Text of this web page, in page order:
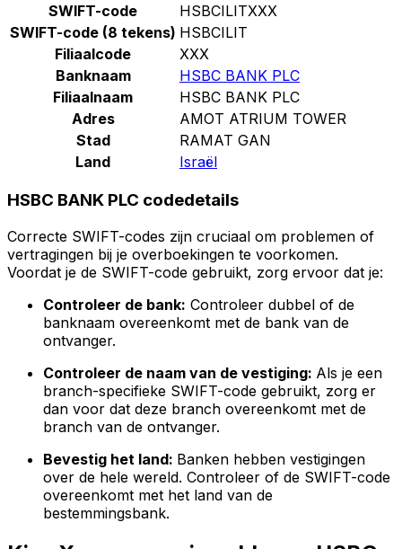
SWIFT-code
HSBCILITXXX
SWIFT-code (8 tekens) HSBCILIT
Filiaalcode
XXX
Banknaam
HSBC BANK PLC
Filiaalnaam
HSBC BANK PLC
Adres
AMOT ATRIUM TOWER
Stad
RAMAT GAN
Land
Israël
HSBC BANK PLC codedetails
Correcte SWIFT-codes zijn cruciaal om problemen of
vertragingen bij je overboekingen te voorkomen.
Voordat je de SWIFT-code gebruikt, zorg ervoor dat je:
Controleer de bank: Controleer dubbel of de
banknaam overeenkomt met de bank van de
ontvanger.
Controleer de naam van de vestiging: Als je een
branch-specifieke SWIFT-code gebruikt, zorg er
dan voor dat deze branch overeenkomt met de
branch van de ontvanger.
Bevestig het land: Banken hebben vestigingen
over de hele wereld. Controleer of de SWIFT-code
overeenkomt met het land van de
bestemmingsbank.